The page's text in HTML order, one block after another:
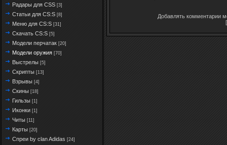
Радары для CSS [3]
Статьи для CS:S [8]
Меню для CS:S [31]
Скачать CS:S [5]
Модели перчатак [20]
Модели оружия [70]
Выстрелы [5]
Скрипты [13]
Взрывы [4]
Скины [18]
Гильзы [1]
Иконки [1]
Читы [11]
Карты [20]
Спреи by clan Adidas [24]
Добавлять комментарии